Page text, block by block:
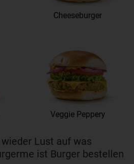
Cheeseburger
Veggie Peppery
Lust auf was
ist Burger bestellen